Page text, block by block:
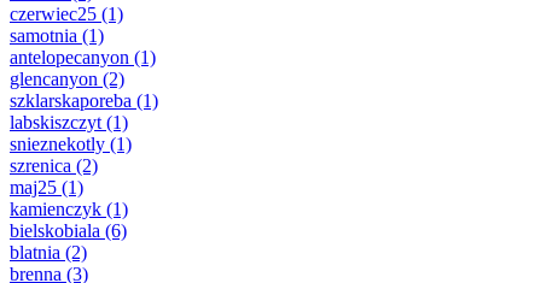
czerwiec25 (1)
samotnia (1)
antelopecanyon (1)
glencanyon (2)
szklarskaporeba (1)
labskiszczyt(1)
snieznekotly (1)
szrenica (2)
maj25 (1)
kamienczyk (1)
bielskobiala (6)
blatnia (2)
brenna (3)